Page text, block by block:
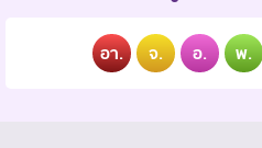
อา. จ. อ. พ.